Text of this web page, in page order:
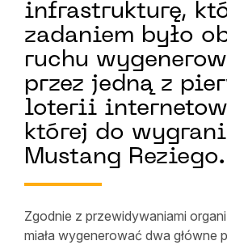
infrastrukturę,
zadaniem było
ruchu
przez jedną z
loterii
której do
Mustang Reziego.
Zgodnie z przewidywaniami
miała wygenerować dwa główne